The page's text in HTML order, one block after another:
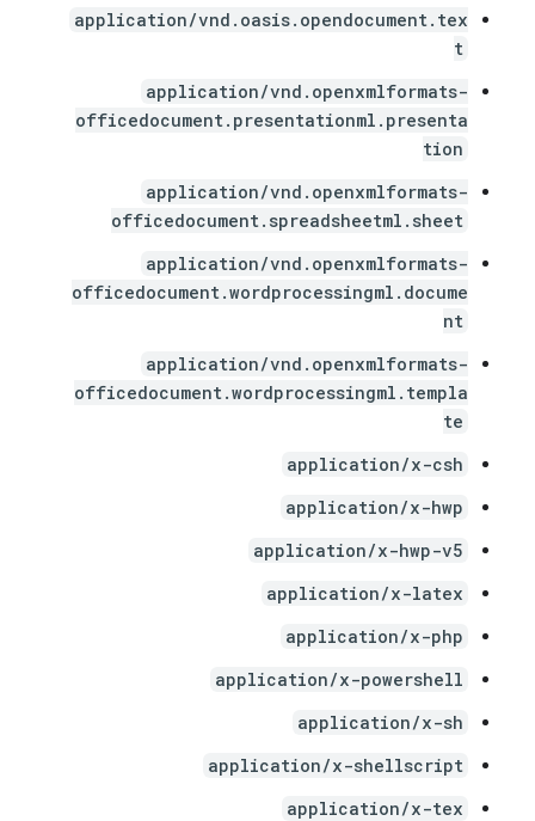
application/vnd.oasis.opendocument.tex
t
application/vnd.openxmlformats-
officedocument.presentationml.presenta
tion
application/vnd.openxmlformats-
officedocument.spreadsheetml.sheet
application/vnd.openxmlformats-
officedocument.wordprocessingml.docume
nt
application/vnd.openxmlformats-
officedocument.wordprocessingml.templa
te
application/x-csh
application/x-hwp
application/x-hwp-v5
application/x-latex
application/x-php
application/x-powershell
application/x-sh
application/x-shellscript
application/x-tex